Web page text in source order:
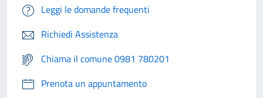
Leggi le domande frequenti
Richiedi Assistenza
Chiama il comune 0981 780201
Prenota un appuntamento